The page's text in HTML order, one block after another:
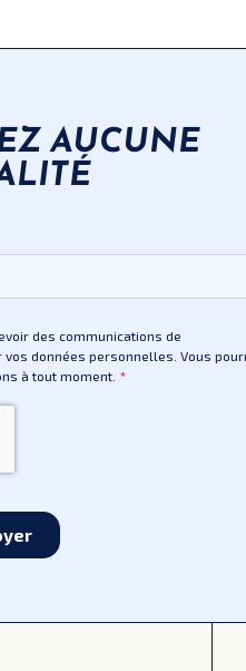
AUCUNE